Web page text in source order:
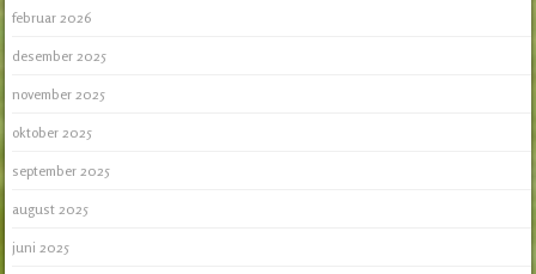
februar 2026
desember 2025
november 2025
oktober 2025
september 2025
august 2025
juni 2025